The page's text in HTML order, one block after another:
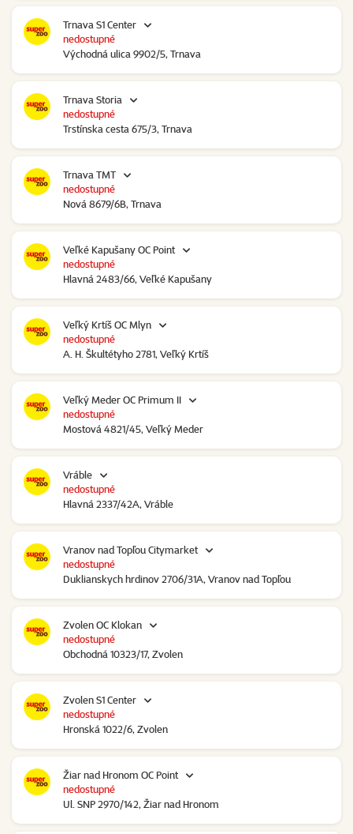
Trnava S1 Center
Východná ulica 9902/5, Trnava
nedostupné
Trnava Storia
Trstínska cesta 675/3, Trnava
nedostupné
Trnava TMT
Nová 8679/6B, Trnava
nedostupné
Veľké Kapušany OC Point
Hlavná 2483/66, Veľké Kapušany
nedostupné
Veľký Krtíš OC Mlyn
A. H. Škultétyho 2781, Veľký Krtíš
nedostupné
Veľký Meder OC Primum II
Mostová 4821/45, Veľký Meder
nedostupné
Vráble
Hlavná 2337/42A, Vráble
nedostupné
Vranov nad Topľou Citymarket
Duklianskych hrdinov 2706/31A, Vranov nad Topľou
nedostupné
Zvolen OC Klokan
Obchodná 10323/17, Zvolen
nedostupné
Zvolen S1 Center
Hronská 1022/6, Zvolen
nedostupné
Žiar nad Hronom OC Point
Ul. SNP 2970/142, Žiar nad Hronom
nedostupné